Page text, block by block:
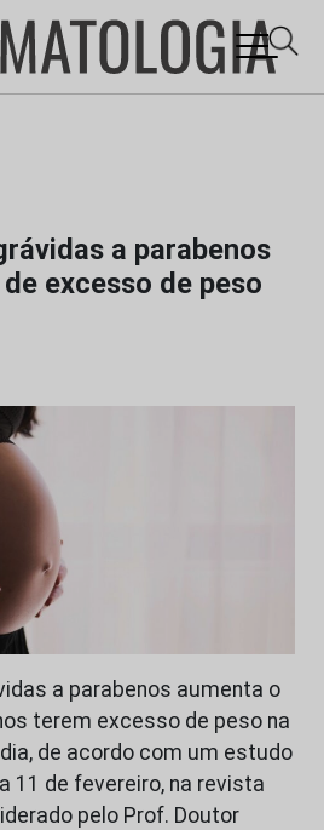
a parabenos
excesso de peso
a parabenos aumenta o
terem excesso de peso na
de acordo com um estudo
11 de fevereiro, na revista
pelo Prof. Doutor